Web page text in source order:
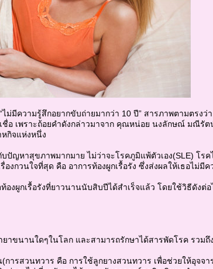
ไม่มีความรู้สึกอยากขับถ่ายมากว่า 10 ปี” สารภาพตามตรง
ชื่อ เพราะถ้อยคำดังกล่าวมาจาก คุณหน่อย นงลักษณ์ มณีรัต
กิจแห่งหนึ่ง
ญหาสุขภาพมากมาย ไม่ว่าจะโรคภูมิแพ้ตัวเอง(SLE) โร
งกวนใจที่สุด คือ อาการท้องผูกเรื้อรัง ซึ่งส่งผลให้เธอไม่มี
งผูกเรื้อรังที่ยาวนานนับสิบปีได้สำเร็จแล้ว โดยใช้วิธีดังต่อ
ยาขนานใดๆในโลก และสามารถรักษาได้สารพัดโรค รวม
ารสวนทวาร คือ การใช้ลูกยางสวนทวาร เพื่อช่วยให้อุจจ